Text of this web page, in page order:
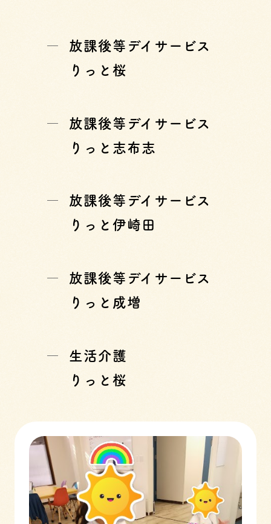
放課後等デイサービス
りっと桜
放課後等デイサービス
りっと志布志
放課後等デイサービス
りっと伊崎田
放課後等デイサービス
りっと成増
生活介護
りっと桜